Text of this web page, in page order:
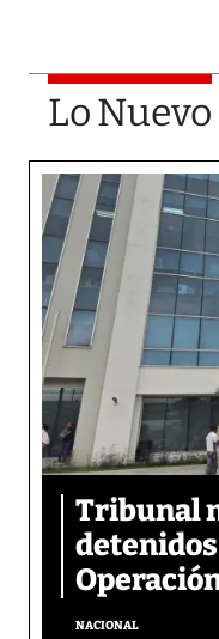
Lo Nuevo
Tribunal
NACIONAL